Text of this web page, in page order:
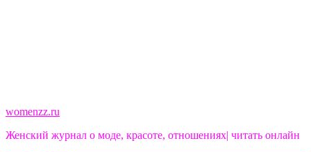
womenzz.ru
Женский журнал о моде, красоте, отношениях| читать онлайн